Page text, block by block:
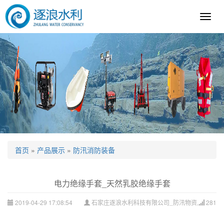
逐
科
技
首页 » 产品展示 » 防汛消防装备
电力绝缘手套_天然乳胶绝缘手套
281
2019-04-29 17:08:54
石家庄逐浪水利科技有限公司_防汛物资,